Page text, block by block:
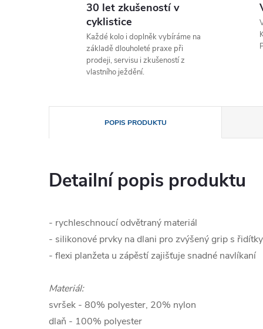
30 let zkušeností v
cyklistice
Každé kolo i doplněk vybíráme na
základě dlouholeté praxe při
prodeji, servisu i zkušeností z
vlastního ježdění.
POPIS PRODUKTU
Detailní popis produktu
- rychleschnoucí odvětraný materiál
- silikonové prvky na dlani pro zvýšený grip s řidítky
- flexi planžeta u zápěstí zajišťuje snadné navlíkaní
Materiál:
svršek - 80% polyester, 20% nylon
dlaň - 100% polyester